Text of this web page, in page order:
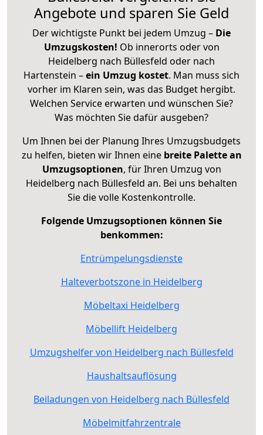
Angebote und sparen Sie Geld
Der wichtigste Punkt bei jedem Umzug – Die
Umzugskosten! Ob innerorts oder von
Heidelberg nach Büllesfeld oder nach
Hartenstein –ein Umzug kostet. Man muss sich
vorher im Klaren sein, was das Budget hergibt.
Welchen Service erwarten und wünschen Sie?
Was möchten Sie dafür ausgeben?
Um Ihnen bei der Planung Ihres Umzugsbudgets
zu helfen, bieten wir Ihnen eine breite Palette an
Umzugsoptionen, für Ihren Umzug von
Heidelberg nach Büllesfeld an. Bei uns behalten
Sie die volle Kostenkontrolle.
Folgende Umzugsoptionen können Sie
benkommen:
Entrümpelungsdienste
Halteverbotszone in Heidelberg
Möbeltaxi Heidelberg
Möbellift Heidelberg
Umzugshelfer von Heidelberg nach Büllesfeld
Haushaltsauflösung
Beiladungen von Heidelberg nach Büllesfeld
Möbelmitfahrzentrale